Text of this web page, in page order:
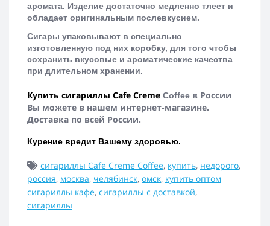
аромата. Изделие достаточно медленно тлеет и
обладает оригинальным послевкусием.
Сигары упаковывают в специально
изготовленную под них коробку, для того чтобы
сохранить вкусовые и ароматические качества
при длительном хранении.
Купить сигариллы Cafe Creme Coffee в России
Вы можете в нашем интернет-магазине.
Доставка по всей России.
Курение вредит Вашему здоровью.
сигариллы Cafe Creme Coffee, купить, недорого,
россия, москва, челябинск, омск, купить оптом
сигариллы кафе, сигариллы с доставкой,
сигариллы